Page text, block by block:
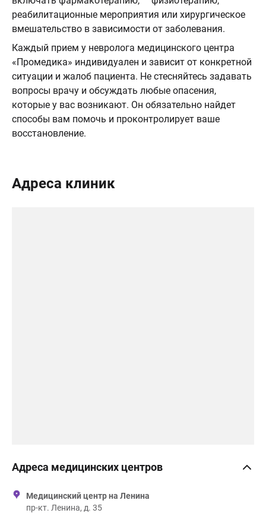
реабилитационные мероприятия или хирургическое
вмешательство в зависимости от заболевания.
Каждый прием у невролога медицинского центра
«Промедика» индивидуален и зависит от конкретной
ситуации и жалоб пациента. Не стесняйтесь задавать
вопросы врачу и обсуждать любые опасения,
которые у вас возникают. Он обязательно найдет
способы вам помочь и проконтролирует ваше
восстановление.
Адреса клиник
Адреса медицинских центров
Медицинский центр на Ленина
пр-кт. Ленина, д. 35